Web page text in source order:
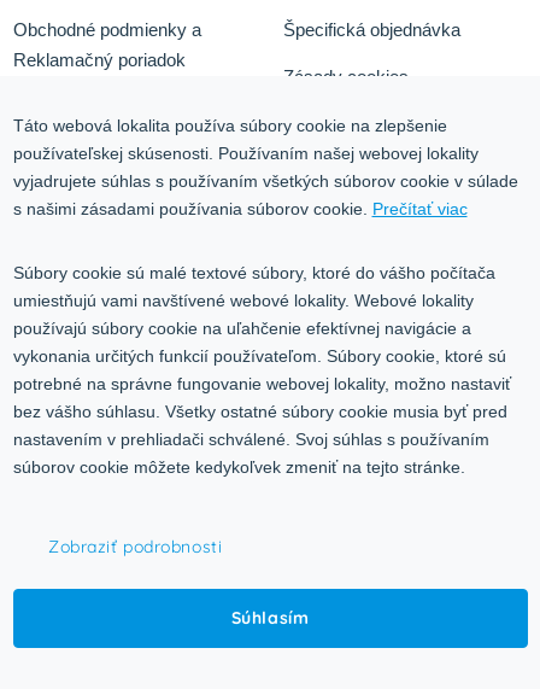
Obchodné podmienky a
Reklamačný poriadok
Služby
Kontakt
Špecifická objednávka
Zásady cookies
Ochrana osobných údajov
Blog
Kontakt
Volgogradská 9, 08001 Prešov
0917 353 303
predajna@inco-ag.sk
© 2015-2026,INCO - AG, s.r.o.
Upraviť nastavenia Cookies
Táto webová lokalita používa súbory cookie na zlepšenie
používateľskej skúsenosti. Používaním našej webovej lokality
vyjadrujete súhlas s používaním všetkých súborov cookie v súlade
s našimi zásadami používania súborov cookie. Prečítať viac
Súbory cookie sú malé textové súbory, ktoré do vášho počítača
umiestňujú vami navštívené webové lokality. Webové lokality
používajú súbory cookie na uľahčenie efektívnej navigácie a
vykonania určitých funkcií používateľom. Súbory cookie, ktoré sú
potrebné na správne fungovanie webovej lokality, možno nastaviť
bez vášho súhlasu. Všetky ostatné súbory cookie musia byť pred
nastavením v prehliadači schválené. Svoj súhlas s používaním
súborov cookie môžete kedykoľvek zmeniť na tejto stránke.
Zobraziť podrobnosti
Súhlasím